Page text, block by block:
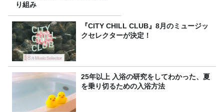
り組み
『CITY CHILL CLUB』8月のミュージッ
クセレクターが決定！
25年以上 入浴の研究をしてわかった、夏
を乗り切るための入浴方法